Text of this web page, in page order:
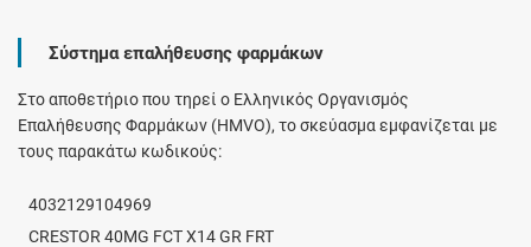
Σύστημα επαλήθευσης φαρμάκων
Στο αποθετήριο που τηρεί ο Ελληνικός Οργανισμός
Επαλήθευσης Φαρμάκων (HMVO), το σκεύασμα εμφανίζεται με
τους παρακάτω κωδικούς:
4032129104969
CRESTOR 40MG FCT X14 GR FRT